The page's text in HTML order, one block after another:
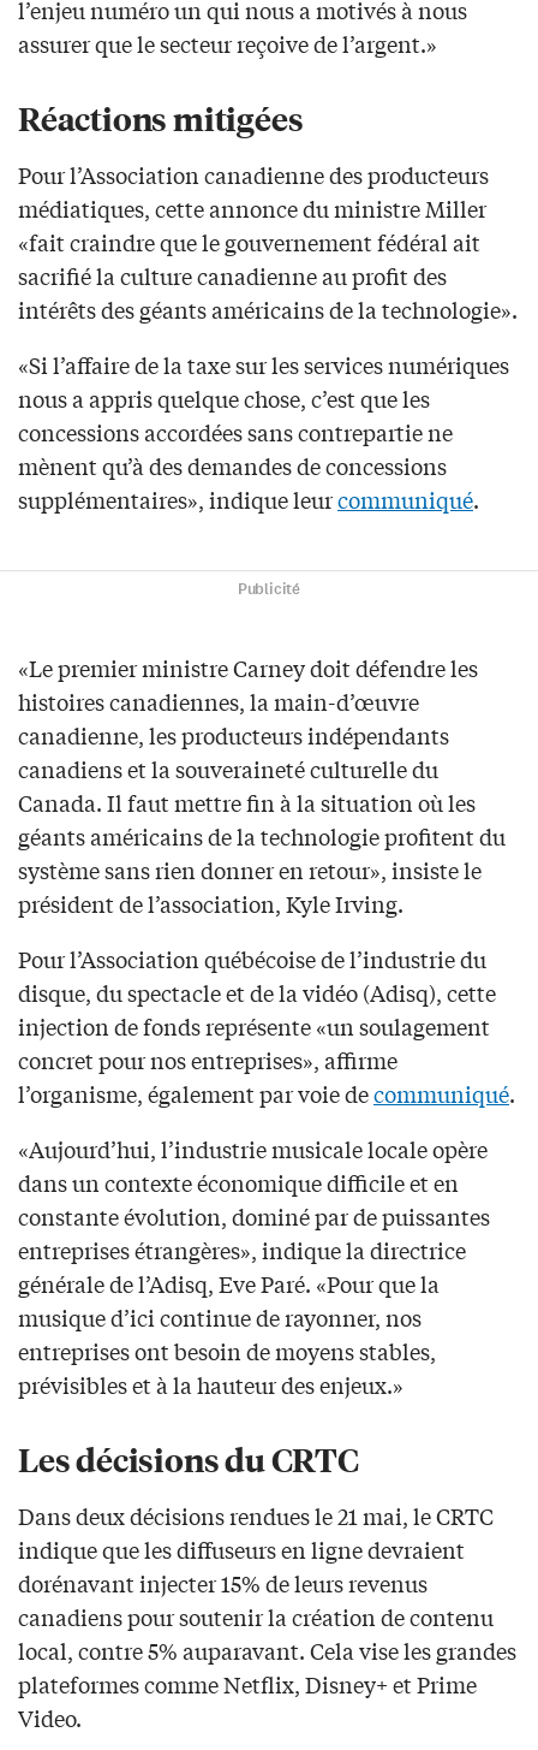
l’enjeu numéro un qui nous a motivés à nous
assurer que le secteur reçoive de l’argent.»
Réactions mitigées
Pour l’Association canadienne des producteurs
médiatiques, cette annonce du ministre Miller
«fait craindre que le gouvernement fédéral ait
sacrifié la culture canadienne au profit des
intérêts des géants américains de la technologie».
«Si l’affaire de la taxe sur les services numériques
nous a appris quelque chose, c’est que les
concessions accordées sans contrepartie ne
mènent qu’à des demandes de concessions
supplémentaires», indique leurcommuniqué.
Publicité
«Le premier ministre Carney doit défendre les
histoires canadiennes, la main-d’œuvre
canadienne, les producteurs indépendants
canadiens et la souveraineté culturelle du
Canada. Il faut mettre fin à la situation où les
géants américains de la technologie profitent du
système sans rien donner en retour», insiste le
président de l’association, Kyle Irving.
Pour l’Association québécoise de l’industrie du
disque, du spectacle et de la vidéo (Adisq), cette
injection de fonds représente «un soulagement
concret pour nos entreprises», affirme
l’organisme, également par voie decommuniqué.
«Aujourd’hui, l’industrie musicale locale opère
dans un contexte économique difficile et en
constante évolution, dominé par de puissantes
entreprises étrangères», indique la directrice
générale de l’Adisq, Eve Paré. «Pour que la
musique d’ici continue de rayonner, nos
entreprises ont besoin de moyens stables,
prévisibles et à la hauteur des enjeux.»
Les décisions du CRTC
Dans deux décisions rendues le 21 mai, le CRTC
indique que les diffuseurs en ligne devraient
dorénavant injecter 15% de leurs revenus
canadiens pour soutenir la création de contenu
local, contre 5% auparavant. Cela vise les grandes
plateformes comme Netflix, Disney+ et Prime
Video.